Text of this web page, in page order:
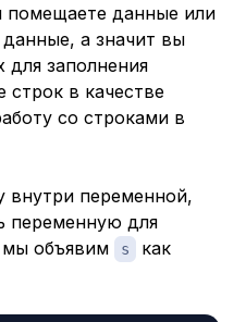
помещаете данные или
а значит вы
для заполнения
строк в качестве
со строками в
внутри переменной,
переменную для
мы объявим
s
как